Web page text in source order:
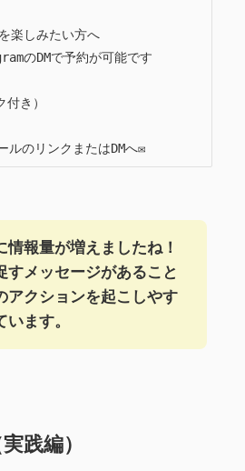
楽しみたい方へ
のDMで予約が可能です
き）
ルのリンクまたはDMへ✉️
情報量が増えましたね！
すメッセージがあること
アクションを起こしやす
います。
践編）